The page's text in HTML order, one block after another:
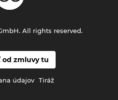
zmluvy tu
údajov Tiráž
All rights reserved.